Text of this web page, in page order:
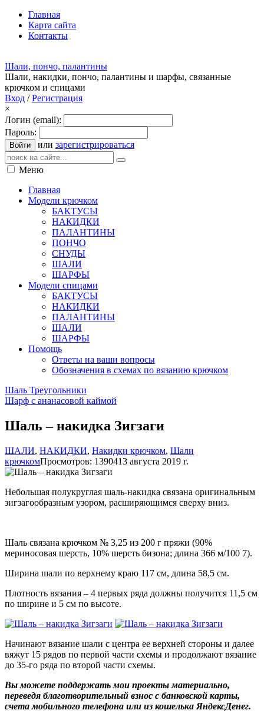
Главная
Карта сайта
Контакты
Шали, пончо, палантины
Шали, накидки, пончо, палантины и шарфы, связанные
крючком и спицами
Вход /Регистрация
×
Логин (email):
Пароль:
Войти или зарегистрироваться
Меню
Главная
Модели крючком
БАКТУСЫ
НАКИДКИ
ПАЛАНТИНЫ
ПОНЧО
СНУДЫ
ШАЛИ
ШАРФЫ
Модели спицами
БАКТУСЫ
НАКИДКИ
ПАЛАНТИНЫ
ШАЛИ
ШАРФЫ
Помощь
Ответы на ваши вопросы
Обозначения в схемах по вязанию крючком
Шаль Треугольники
Шарф с ананасовой каймой
Шаль – накидка Зигзаги
ШАЛИ, НАКИДКИ, Накидки крючком, Шали
крючкомПросмотров: 1390413 августа 2019 г.
Небольшая полукруглая шаль-накидка связана оригинальным
зигзагообразным узором, расширяющимся сверху вниз.
Шаль связана крючком № 3,25 из 200 г пряжи (90%
мериносовая шерсть, 10% шерсть бизона; длина 366 м/100 7).
Ширина шали по верхнему краю 117 см, длина 58,5 см.
Плотность вязания – 4 первых ряда должны получится 11,5 см
по ширине и 5 см по высоте.
Начинают вязание шали с центра ее верхней стороны и далее
вяжут 15 рядов по первой части схемы и продолжают вязание
до 35-го ряда по второй части схемы.
Вы можете поддержать мои проекты материально,
переведя благотворительный взнос с банковской карты,
счета мобильного телефона или из кошелька ЯндексДенег.